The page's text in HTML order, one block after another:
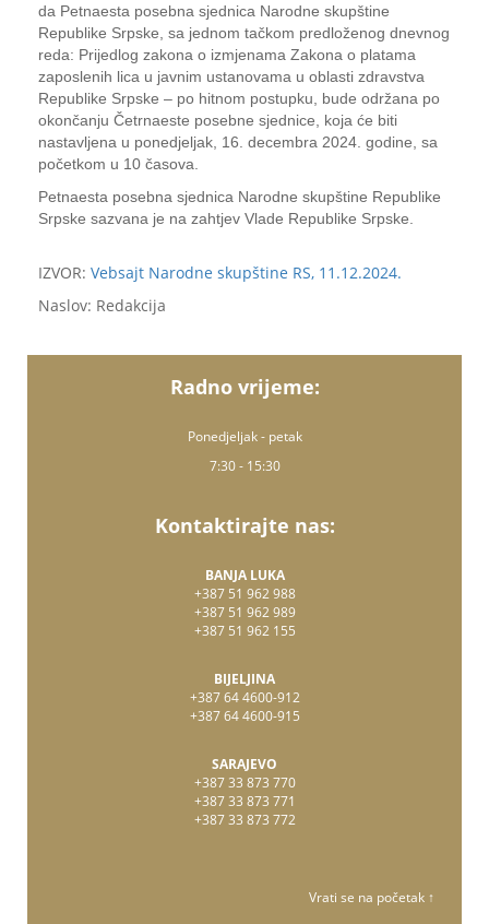
da Petnaesta posebna sjednica Narodne skupštine
Republike Srpske, sa jednom tačkom predloženog dnevnog
reda: Prijedlog zakona o izmjenama Zakona o platama
zaposlenih lica u javnim ustanovama u oblasti zdravstva
Republike Srpske – po hitnom postupku, bude održana po
okončanju Četrnaeste posebne sjednice, koja će biti
nastavljena u ponedjeljak, 16. decembra 2024. godine, sa
početkom u 10 časova.
Petnaesta posebna sjednica Narodne skupštine Republike
Srpske sazvana je na zahtjev Vlade Republike Srpske.
IZVOR: Vebsajt Narodne skupštine RS, 11.12.2024.
Naslov: Redakcija
Radno vrijeme:
Ponedjeljak - petak
7:30 - 15:30
Kontaktirajte nas:
BANJA LUKA
+387 51 962 988
+387 51 962 989
+387 51 962 155
BIJELJINA
+387 64 4600-912
+387 64 4600-915
SARAJEVO
+387 33 873 770
+387 33 873 771
+387 33 873 772
Vrati se na početak ↑